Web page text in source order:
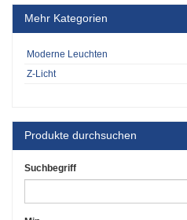
Mehr Kategorien
Moderne Leuchten
Z-Licht
Produkte durchsuchen
Suchbegriff